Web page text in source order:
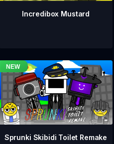
Incredibox Mustard
Sprunki Skibidi Toilet Remake